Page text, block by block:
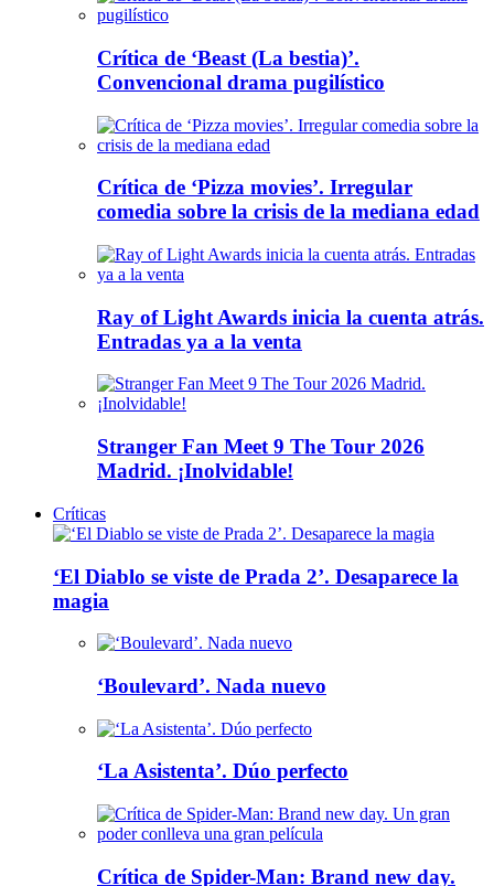
Crítica de ‘Beast (La bestia)’.
Convencional drama pugilístico
Crítica de ‘Pizza movies’. Irregular
comedia sobre la crisis de la mediana edad
Ray of Light Awards inicia la cuenta atrás.
Entradas ya a la venta
Stranger Fan Meet 9 The Tour 2026
Madrid. ¡Inolvidable!
Críticas
‘El Diablo se viste de Prada 2’. Desaparece la
magia
‘Boulevard’. Nada nuevo
‘La Asistenta’. Dúo perfecto
Crítica de Spider-Man: Brand new day.